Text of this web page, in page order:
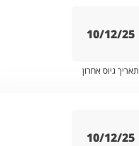
10/12/25
תאריך גיוס אחרון
10/12/25